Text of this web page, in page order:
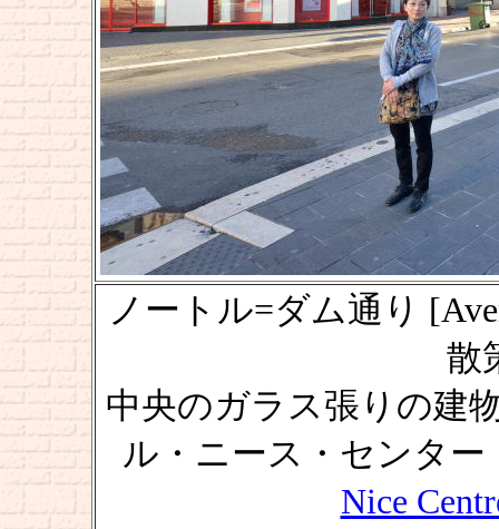
ノートル=ダム通り
散
中央のガラス張りの建
ル・ニース・センタ
Nice